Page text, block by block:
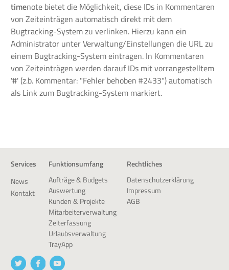
timenote bietet die Möglichkeit, diese IDs in Kommentaren
von Zeiteinträgen automatisch direkt mit dem
Bugtracking-System zu verlinken. Hierzu kann ein
Administrator unter Verwaltung/Einstellungen die URL zu
einem Bugtracking-System eintragen. In Kommentaren
von Zeiteinträgen werden darauf IDs mit vorrangestelltem
'#' (z.b. Kommentar: "Fehler behoben #2433") automatisch
als Link zum Bugtracking-System markiert.
Services
News
Kontakt
Funktionsumfang
Aufträge & Budgets
Auswertung
Kunden & Projekte
Mitarbeiterverwaltung
Zeiterfassung
Urlaubsverwaltung
TrayApp
Rechtliches
Datenschutzerklärung
Impressum
AGB